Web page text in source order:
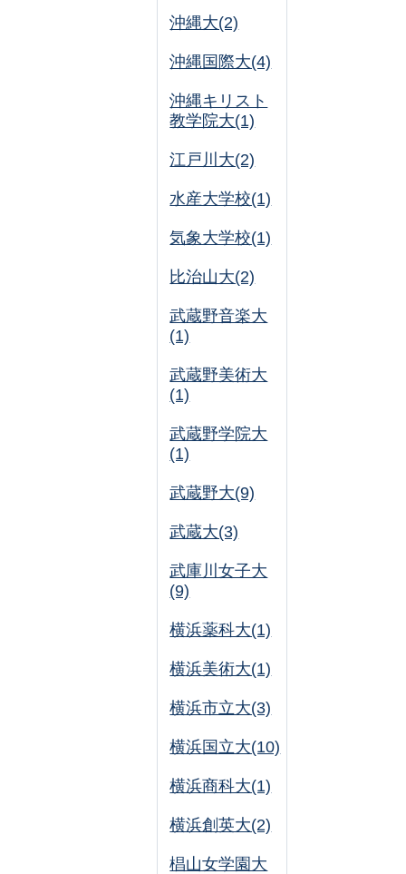
沖縄大(2)
沖縄国際大(4)
沖縄キリスト
教学院大(1)
江戸川大(2)
水産大学校(1)
気象大学校(1)
比治山大(2)
武蔵野音楽大
(1)
武蔵野美術大
(1)
武蔵野学院大
(1)
武蔵野大(9)
武蔵大(3)
武庫川女子大
(9)
横浜薬科大(1)
横浜美術大(1)
横浜市立大(3)
横浜国立大(10)
横浜商科大(1)
横浜創英大(2)
椙山女学園大